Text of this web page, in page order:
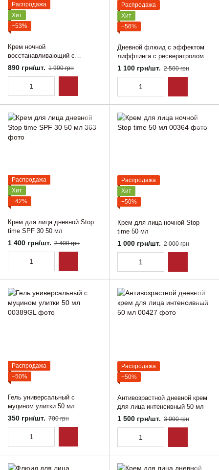
Распродажа
Хит
−53%
Крем ночной
восстанавливающий с
ресвератролом 50 мл
890 грн/шт. 1 900 грн
Распродажа
Хит
−56%
Дневной флюид с эффектом
лиффтинга с ресвератролом
50 мл
1 100 грн/шт. 2 500 грн
Распродажа
Хит
−42%
Крем для лица дневной Stop
time SPF 30 50 мл
1 400 грн/шт. 2 400 грн
Распродажа
Хит
−50%
Крем для лица ночной Stop
time 50 мл
1 000 грн/шт. 2 000 грн
Распродажа
−50%
Гель универсальный с
муцином улитки 50 мл
350 грн/шт. 700 грн
Распродажа
−50%
Антивозрастной дневной крем
для лица интенсивный 50 мл
1 500 грн/шт. 3 000 грн